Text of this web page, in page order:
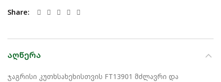
Share
ᲐᲦᲬᲔᲠᲐ
ჯაგრისი კუთხსახეხისთვის FT13901 მძლავრი და